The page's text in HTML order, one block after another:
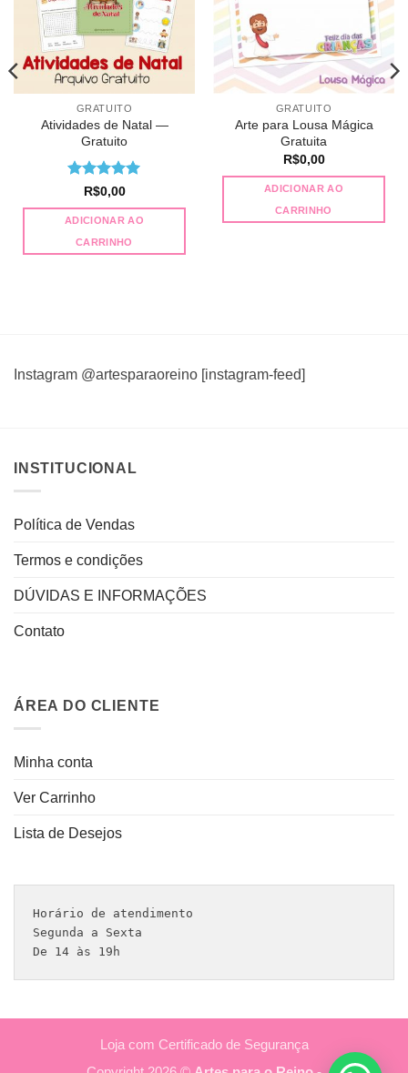
GRATUITO
Atividades de Natal —
Gratuito
Avaliação
R$0,00
ADICIONAR AO
CARRINHO
GRATUITO
Arte para Lousa Mágica
Gratuita
R$0,00
ADICIONAR AO
CARRINHO
Instagram @artesparaoreino [instagram-feed]
INSTITUCIONAL
Política de Vendas
Termos e condições
DÚVIDAS E INFORMAÇÕES
Contato
ÁREA DO CLIENTE
Minha conta
Ver Carrinho
Lista de Desejos
Horário de atendimento
Segunda a Sexta
De 14 às 19h
Loja com Certificado de Segurança